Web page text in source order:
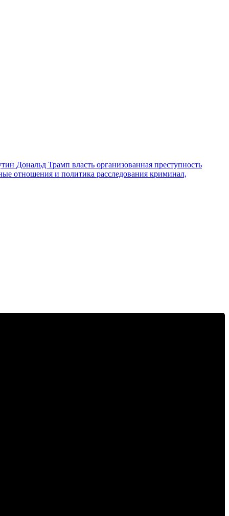
Дональд Трамп власть организованная преступность
отношения и политика расследования криминал,